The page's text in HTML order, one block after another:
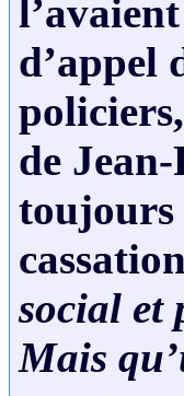
d’appel
de
toujours
social et
Mais